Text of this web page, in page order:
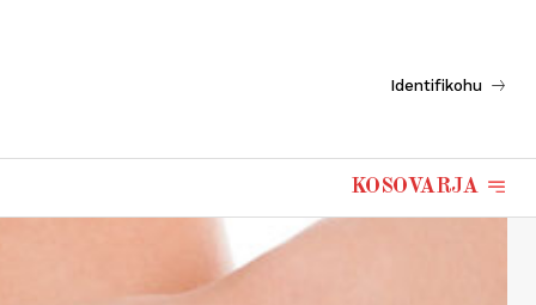
Identifikohu
KOSOVARJA